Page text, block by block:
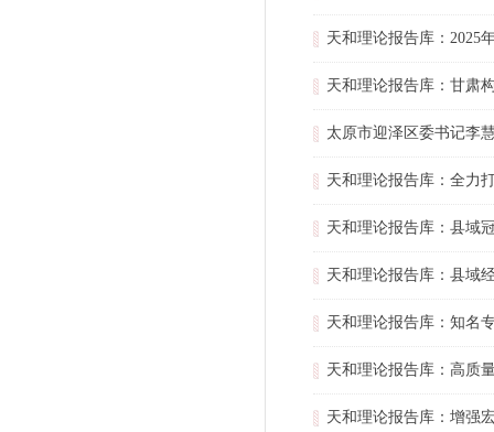
天和理论报告库：2025
天和理论报告库：甘肃
太原市迎泽区委书记李
天和理论报告库：全力
天和理论报告库：县域
天和理论报告库：县域
天和理论报告库：知名
天和理论报告库：高质
天和理论报告库：增强